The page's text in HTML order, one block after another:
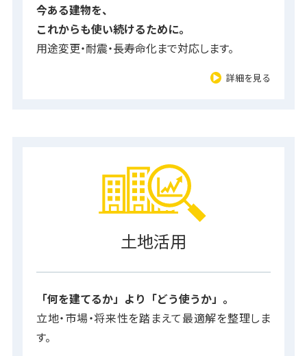
今ある建物を、
これからも使い続けるために。
用途変更・耐震・長寿命化まで対応します。
詳細を見る
土地活用
「何を建てるか」より「どう使うか」。
立地・市場・将来性を踏まえて最適解を整理しま
す。